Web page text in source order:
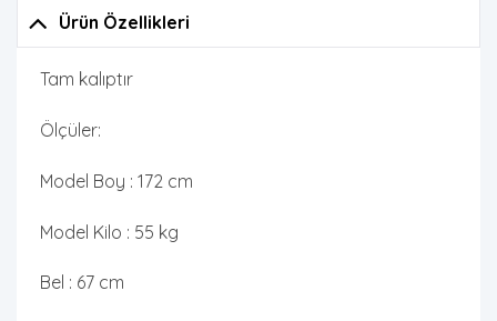
Ürün Özellikleri
Tam kalıptır
Ölçüler:
Model Boy : 172 cm
Model Kilo : 55 kg
Bel : 67 cm